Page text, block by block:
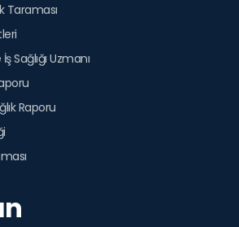
Taraması
Sağlığı Uzmanı
Raporu